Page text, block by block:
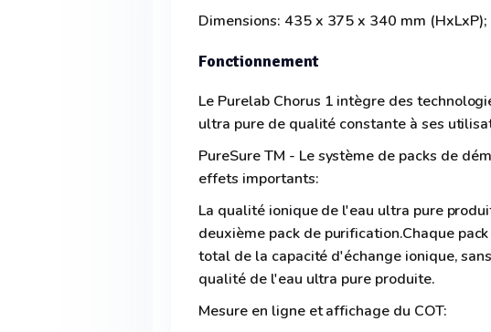
Dimensions: 435 x 375 x 340 mm (HxLxP);
Fonctionnement
Le Purelab Chorus 1 intègre des
ultra pure de qualité constante à ses
PureSure TM - Le système de packs de
effets importants:
La qualité ionique de l'eau ultra pure
deuxième pack de purification.Chaque
total de la capacité d'échange ionique,
qualité de l'eau ultra pure produite.
Mesure en ligne et affichage du COT: